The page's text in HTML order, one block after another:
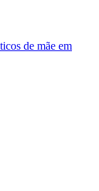
de mãe em